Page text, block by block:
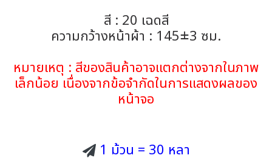
สี : 20 เฉดสี
ความกว้างหน้าผ้า : 145±3 ซม.
หมายเหตุ : สีของสินค้าอาจแตกต่างจากในภาพ
เล็กน้อย เนื่องจากข้อจำกัดในการแสดงผลของ
หน้าจอ
1 ม้วน = 30 หลา